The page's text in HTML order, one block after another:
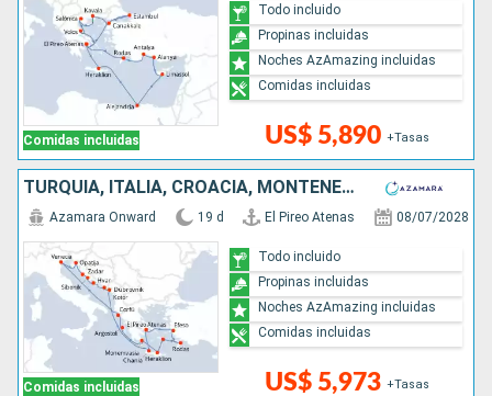
Comidas incluidas US$ 5,890 +Tasas
Todo incluido
Propinas incluidas
Noches AzAmazing incluidas
Comidas incluidas
TURQUÍA, ITALIA, CROACIA, MONTENEGRO, GRECIA
Comidas incluidas
Azamara Onward 19 d El Pireo Atenas 08/07/2028
US$ 5,973 +Tasas
Todo incluido
Propinas incluidas
Noches AzAmazing incluidas
Comidas incluidas